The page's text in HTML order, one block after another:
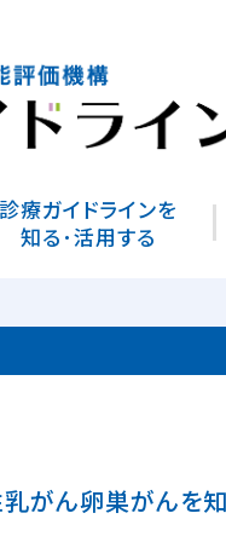
乳がん卵巣がんを
診療ガイドラインを
知る･活用する